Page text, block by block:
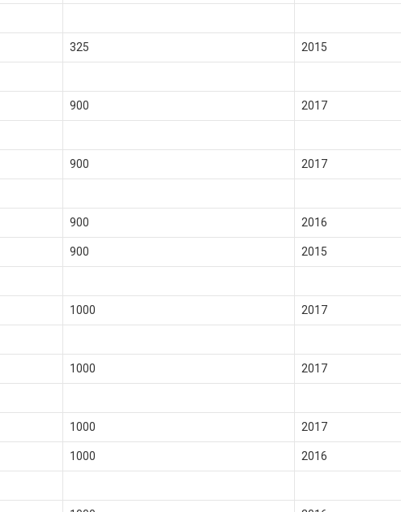
325 2015
900 2017
900 2017
900 2016
900 2015
1000 2017
1000 2017
1000 2017
1000 2016